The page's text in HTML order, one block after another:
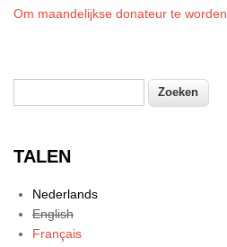
Om maandelijkse donateur te worden.
TALEN
Nederlands
English
Français